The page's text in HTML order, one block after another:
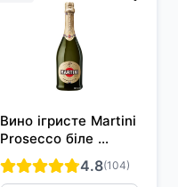
Вино ігристе Martini
Prosecco біле
екстра сухе 0.75 л
11.5%
4.8(104)